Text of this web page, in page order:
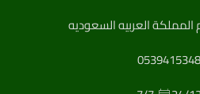
العربيه السعوديه
0539415348